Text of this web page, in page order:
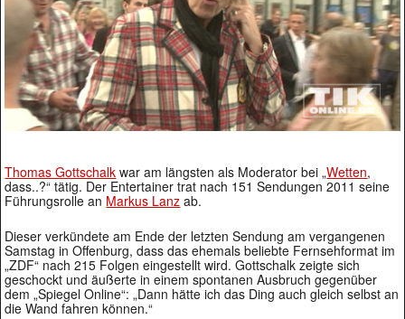
Thomas Gottschalk war am längsten als Moderator bei „Wetten,
dass..?“ tätig. Der Entertainer trat nach 151 Sendungen 2011 seine
Führungsrolle an Markus Lanz ab.
Dieser verkündete am Ende der letzten Sendung am vergangenen
Samstag in Offenburg, dass das ehemals beliebte Fernsehformat im
„ZDF“ nach 215 Folgen eingestellt wird. Gottschalk zeigte sich
geschockt und äußerte in einem spontanen Ausbruch gegenüber
dem „Spiegel Online“: „Dann hätte ich das Ding auch gleich selbst an
die Wand fahren können.“